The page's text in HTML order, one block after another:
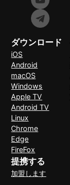
ダウンロード
iOS
Android
macOS
Windows
Apple TV
Android TV
Linux
Chrome
Edge
FireFox
提携する
加盟します